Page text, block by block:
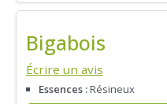
Bigabois
Écrire un avis
Essences :Résineux